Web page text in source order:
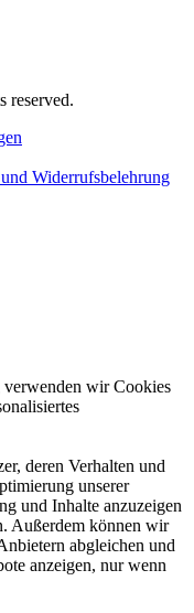
reserved.
Widerrufsbelehrung
wir Cookies
deren Verhalten und
unserer
und Inhalte anzuzeigen
Außerdem können wir
abgleichen und
anzeigen, nur wenn